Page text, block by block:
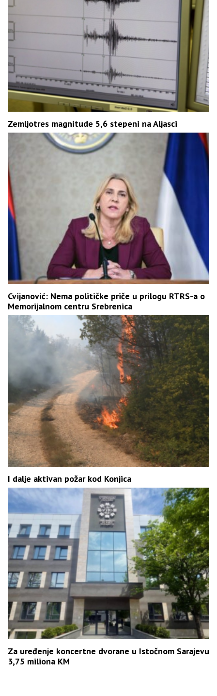
Zemljotres magnitude 5,6 stepeni na Aljasci
Cvijanović: Nema političke priče u prilogu RTRS-a o
Memorijalnom centru Srebrenica
I dalje aktivan požar kod Konjica
Za uređenje koncertne dvorane u Istočnom Sarajevu
3,75 miliona KM